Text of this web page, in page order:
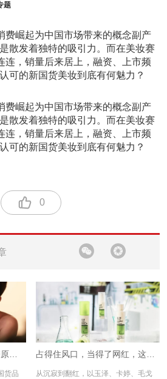
题
费崛起为中国市场带来的概念副产
散发着独特的吸引力。而在美妆赛
连，销量后来居上，融资、上市频
可的新国货美妆到底有何魅力？
费崛起为中国市场带来的概念副产
散发着独特的吸引力。而在美妆赛
连，销量后来居上，融资、上市频
可的新国货美妆到底有何魅力？
0
货品
从沉寂到翻红，以玉泽、卡婷、毛戈